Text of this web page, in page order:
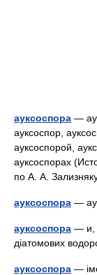
ауксоспора —
ауксоспор,
ауксоспорой,
ауксоспорах
по А. А.
ауксоспора —
ауксоспора — и,
діатомових
ауксоспора —